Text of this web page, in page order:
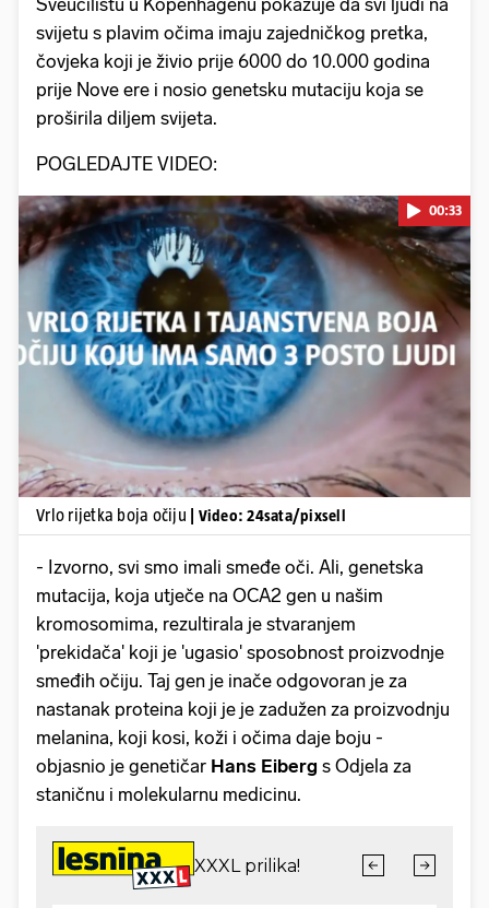
svijetu s plavim očima imaju zajedničkog pretka,
čovjeka koji je živio prije 6000 do 10.000 godina
prije Nove ere i nosio genetsku mutaciju koja se
proširila diljem svijeta.
POGLEDAJTE VIDEO:
Pokretanje videa...
00:33
Vrlo rijetka boja očiju | Video: 24sata/pixsell
- Izvorno, svi smo imali smeđe oči. Ali, genetska
mutacija, koja utječe na OCA2 gen u našim
kromosomima, rezultirala je stvaranjem
'prekidača' koji je 'ugasio' sposobnost proizvodnje
smeđih očiju. Taj gen je inače odgovoran je za
nastanak proteina koji je je zadužen za proizvodnju
melanina, koji kosi, koži i očima daje boju -
objasnio je genetičar Hans Eiberg s Odjela za
staničnu i molekularnu medicinu.